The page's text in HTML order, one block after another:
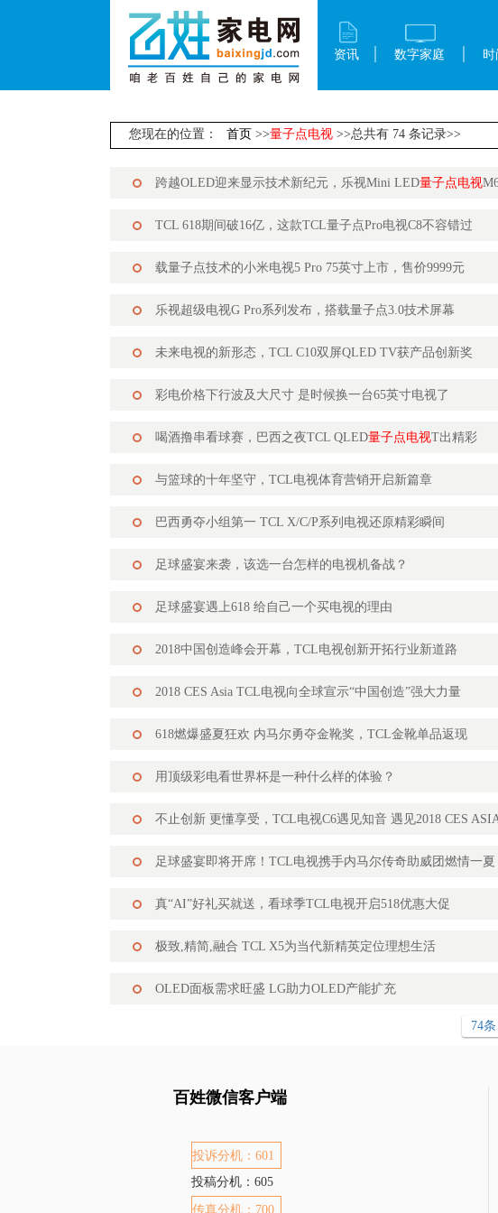
资讯 数字家庭
您现在的位置： 首页 >>量子点电视 >>总共有 74 条记录>>
跨越OLED迎来显示技术新纪元，乐视Mini LED量子点电视
TCL 618期间破16亿，这款TCL量子点Pro电视C8不容错过
载量子点技术的小米电视5 Pro 75英寸上市，售价9999元
乐视超级电视G Pro系列发布，搭载量子点3.0技术屏幕
未来电视的新形态，TCL C10双屏QLED TV获产品创新奖
彩电价格下行波及大尺寸 是时候换一台65英寸电视了
喝酒撸串看球赛，巴西之夜TCL QLED量子点电视T出精彩
与篮球的十年坚守，TCL电视体育营销开启新篇章
巴西勇夺小组第一 TCL X/C/P系列电视还原精彩瞬间
足球盛宴来袭，该选一台怎样的电视机备战？
足球盛宴遇上618 给自己一个买电视的理由
2018中国创造峰会开幕，TCL电视创新开拓行业新道路
2018 CES Asia TCL电视向全球宣示“中国创造”强大力量
618燃爆盛夏狂欢 内马尔勇夺金靴奖，TCL金靴单品返现
用顶级彩电看世界杯是一种什么样的体验？
不止创新 更懂享受，TCL电视C6遇见知音 遇见2018 CES
足球盛宴即将开席！TCL电视携手内马尔传奇助威团燃情一夏
真“AI”好礼买就送，看球季TCL电视开启518优惠大促
极致,精简,融合 TCL X5为当代新精英定位理想生活
OLED面板需求旺盛 LG助力OLED产能扩充
74条
百姓微信客户端
投诉分机：601
投稿分机：605
传真分机：700